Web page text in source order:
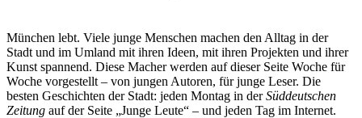
München lebt. Viele junge Menschen machen den Alltag in der
Stadt und im Umland mit ihren Ideen, mit ihren Projekten und ihrer
Kunst spannend. Diese Macher werden auf dieser Seite Woche für
Woche vorgestellt – von jungen Autoren, für junge Leser. Die
besten Geschichten der Stadt: jeden Montag in derSüddeutschen
Zeitung auf der Seite „Junge Leute“ – und jeden Tag im Internet.